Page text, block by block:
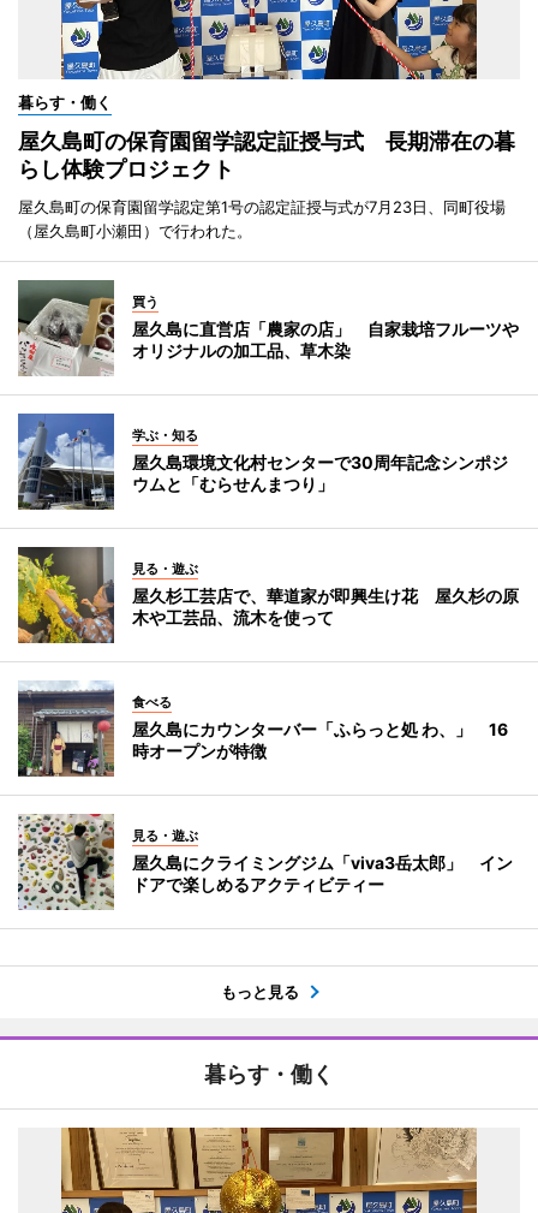
暮らす・働く
屋久島町の保育園留学認定証授与式 長期滞在の暮
らし体験プロジェクト
屋久島町の保育園留学認定第1号の認定証授与式が7月23日、同町役場
（屋久島町小瀬田）で行われた。
買う
屋久島に直営店「農家の店」 自家栽培フルーツや
オリジナルの加工品、草木染
学ぶ・知る
屋久島環境文化村センターで30周年記念シンポジ
ウムと「むらせんまつり」
見る・遊ぶ
屋久杉工芸店で、華道家が即興生け花 屋久杉の原
木や工芸品、流木を使って
食べる
屋久島にカウンターバー「ふらっと処 わ、」 16
時オープンが特徴
見る・遊ぶ
屋久島にクライミングジム「viva3岳太郎」 イン
ドアで楽しめるアクティビティー
もっと見る
暮らす・働く